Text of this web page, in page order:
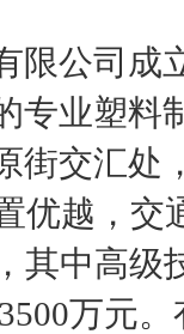
限公司成
专业塑料
街交汇处
优越，
其中高
万元